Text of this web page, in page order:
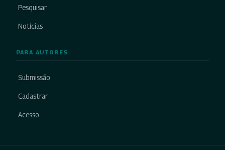
Pesquisar
Notícias
PARA AUTORES
Submissão
Cadastrar
Acesso